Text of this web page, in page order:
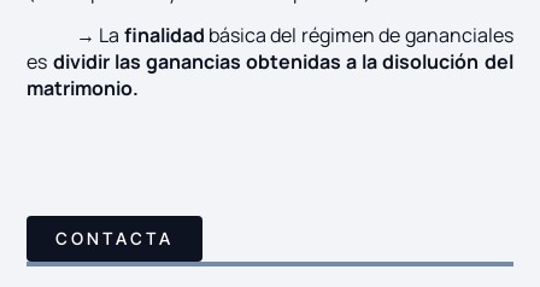
→ La finalidad básica del régimen de gananciales
es dividir las ganancias obtenidas a la disolución del
matrimonio.
CONTACTA